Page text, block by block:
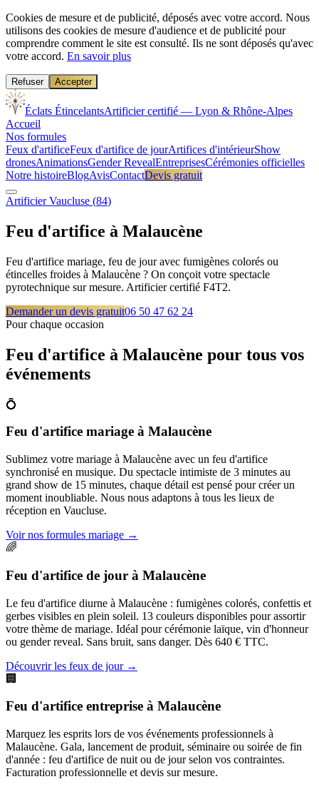
Cookies de mesure et de publicité, déposés avec votre accord. Nous
utilisons des cookies de mesure d'audience et de publicité pour
comprendre comment le site est consulté. Ils ne sont déposés qu'avec
votre accord. En savoir plus
Refuser Accepter
Éclats ÉtincelantsArtificier certifié — Lyon & Rhône-Alpes
Accueil
Nos formules
Feux d'artificeFeux d'artifice de jourArtifices d'intérieurShow
dronesAnimationsGender RevealEntreprisesCérémonies officielles
Notre histoireBlogAvisContactDevis gratuit
ArtificierVaucluse (84)
Feu d'artifice à Malaucène
Feu d'artifice mariage, feu de jour avec fumigènes colorés ou
étincelles froides à Malaucène ? On conçoit votre spectacle
pyrotechnique sur mesure. Artificier certifié F4T2.
Demander un devis gratuit06 50 47 62 24
Pour chaque occasion
Feu d'artifice à Malaucène pour tous vos
événements
💍
Feu d'artifice mariage à Malaucène
Sublimez votre mariage à Malaucène avec un feu d'artifice
synchronisé en musique. Du spectacle intimiste de 3 minutes au
grand show de 15 minutes, chaque détail est pensé pour créer un
moment inoubliable. Nous nous adaptons à tous les lieux de
réception en Vaucluse.
Voir nos formules mariage →
🌈
Feu d'artifice de jour à Malaucène
Le feu d'artifice diurne à Malaucène : fumigènes colorés, confettis et
gerbes visibles en plein soleil. 13 couleurs disponibles pour assortir
votre thème de mariage. Idéal pour cérémonie laïque, vin d'honneur
ou gender reveal. Sans bruit, sans danger. Dès 640 € TTC.
Découvrir les feux de jour→
🏢
Feu d'artifice entreprise à Malaucène
Marquez les esprits lors de vos événements professionnels à
Malaucène. Gala, lancement de produit, séminaire ou soirée de fin
d'année : feu d'artifice de nuit ou de jour selon vos contraintes.
Facturation professionnelle et devis sur mesure.